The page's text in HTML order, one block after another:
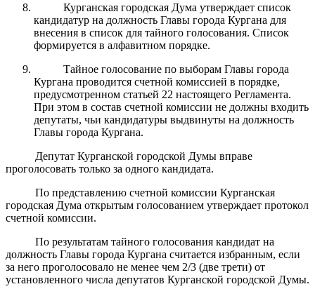
Курганская городская Дума утверждает список
кандидатур на должность Главы города Кургана для
внесения в список для тайного голосования. Список
формируется в алфавитном порядке.
Тайное голосование по выборам Главы города
Кургана проводится счетной комиссией в порядке,
предусмотренном статьей 22 настоящего Регламента.
При этом в состав счетной комиссии не должны входить
депутаты, чьи кандидатуры выдвинуты на должность
Главы города Кургана.
Депутат Курганской городской Думы вправе
проголосовать только за одного кандидата.
По представлению счетной комиссии Курганская
городская Дума открытым голосованием утверждает протокол
счетной комиссии.
По результатам тайного голосования кандидат на
должность Главы города Кургана считается избранным, если
за него проголосовало не менее чем 2/3 (две трети) от
установленного числа депутатов Курганской городской Думы.